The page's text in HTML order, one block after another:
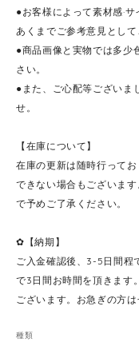
●お客様によって素材感·
あくまでご参考意見として
●商品画像と実物では多少
さい。
●また、ご心配等ございま
せ。
【在庫について】
在庫の更新は随時行って
できない場合もございま
で予めご了承ください。
✿【納期】
ご入金確認後、3-5日間程
で3日間お時間を頂きます
ございます。お急ぎの方
種類